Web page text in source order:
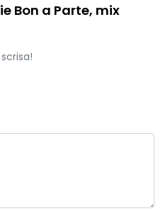
Bon a Parte, mix